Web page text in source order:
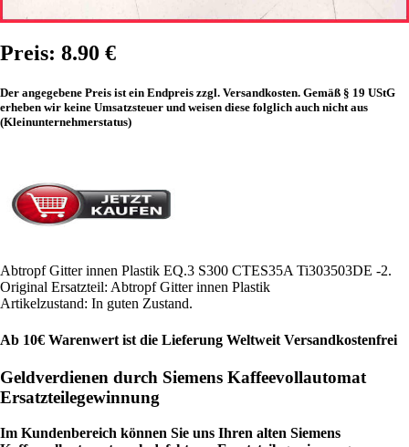
Preis: 8.90 €
Der angegebene Preis ist ein Endpreis zzgl. Versandkosten. Gemäß § 19 UStG
erheben wir keine Umsatzsteuer und weisen diese folglich auch nicht aus
(Kleinunternehmerstatus)
Abtropf Gitter innen Plastik EQ.3 S300 CTES35A Ti303503DE -2.
Original Ersatzteil: Abtropf Gitter innen Plastik
Artikelzustand: In guten Zustand.
Ab 10€ Warenwert ist die Lieferung Weltweit Versandkostenfrei
Geldverdienen durch Siemens Kaffeevollautomat
Ersatzteilegewinnung
Im Kundenbereich können Sie uns Ihren alten Siemens